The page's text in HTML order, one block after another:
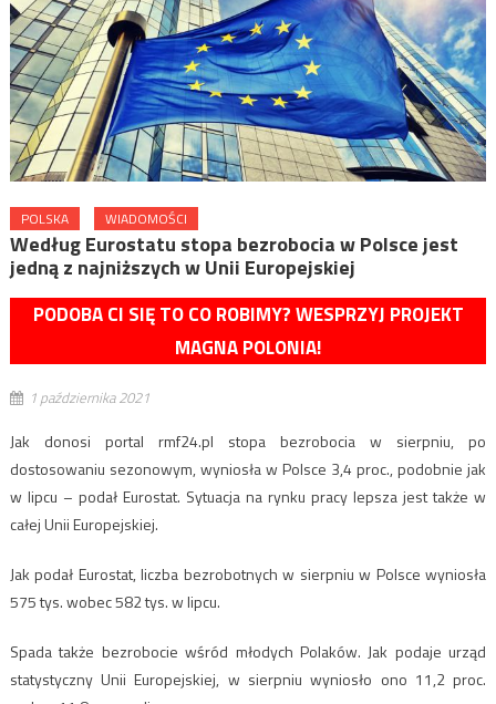
POLSKA WIADOMOŚCI
Według Eurostatu stopa bezrobocia w Polsce jest
jedną z najniższych w Unii Europejskiej
PODOBA CI SIĘ TO CO ROBIMY? WESPRZYJ PROJEKT
MAGNA POLONIA!
1 października 2021
​Jak donosi portal rmf24.pl stopa bezrobocia w sierpniu, po
dostosowaniu sezonowym, wyniosła w Polsce 3,4 proc., podobnie jak
w lipcu – podał Eurostat. Sytuacja na rynku pracy lepsza jest także w
całej Unii Europejskiej.
Jak podał Eurostat, liczba bezrobotnych w sierpniu w Polsce wyniosła
575 tys. wobec 582 tys. w lipcu.
Spada także bezrobocie wśród młodych Polaków. Jak podaje urząd
statystyczny Unii Europejskiej, w sierpniu wyniosło ono 11,2 proc.